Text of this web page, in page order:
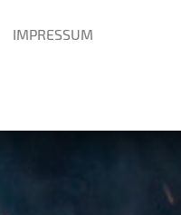
IMPRESSUM